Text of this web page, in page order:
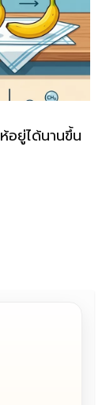
อยู่ได้นานขึ้น